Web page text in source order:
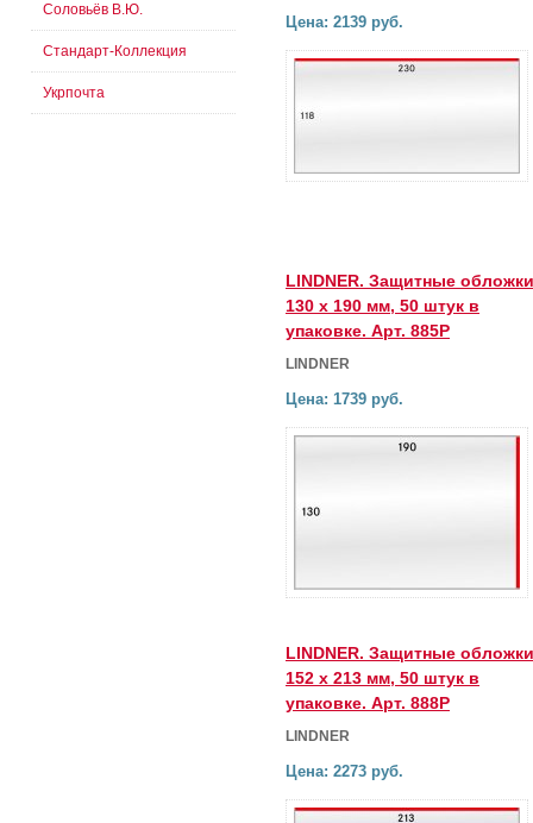
Цена: 2139 руб.
LINDNER. Защитные обложки
130 х 190 мм, 50 штук в
упаковке. Арт. 885P
LINDNER
Цена: 1739 руб.
LINDNER. Защитные обложки
152 х 213 мм, 50 штук в
упаковке. Арт. 888P
LINDNER
Цена: 2273 руб.
Соловьёв В.Ю.
Стандарт-Коллекция
Укрпочта